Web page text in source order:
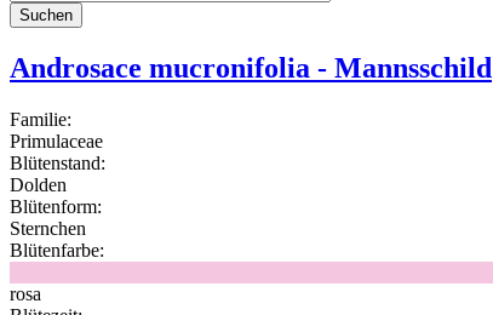
Androsace mucronifolia - Mannsschild
Familie:
Primulaceae
Blütenstand:
Dolden
Blütenform:
Sternchen
Blütenfarbe:
rosa